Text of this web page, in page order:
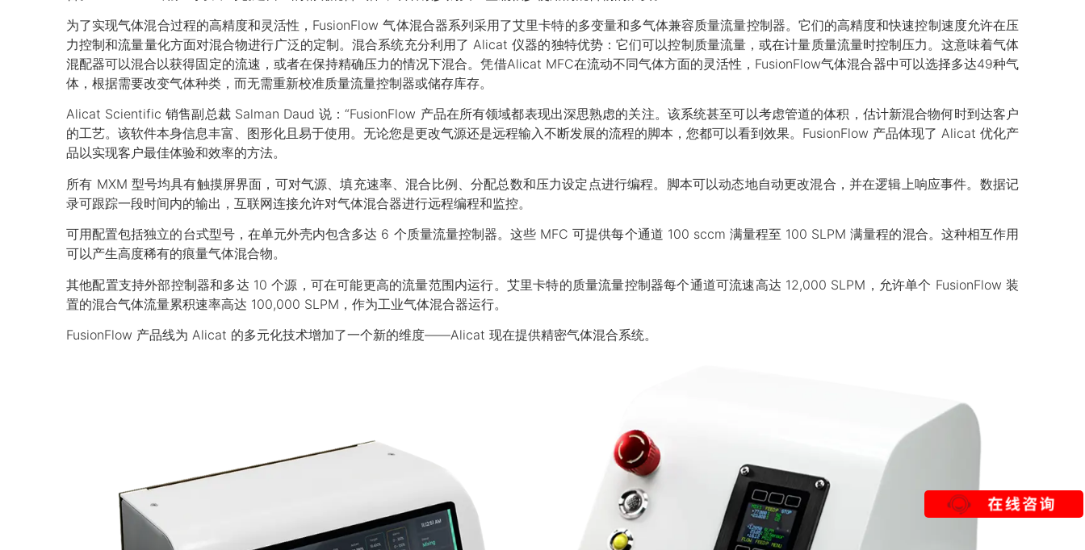
为了实现气体混合过程的高精度和灵活性，FusionFlow 气体混合器系列采用了艾里卡特的多变量和多气体兼容质量流量控制器。它们的高精度和快速控制速度允许在压
力控制和流量量化方面对混合物进行广泛的定制。混合系统充分利用了 Alicat 仪器的独特优势：它们可以控制质量流量，或在计量质量流量时控制压力。这意味着气体
混配器可以混合以获得固定的流速，或者在保持精确压力的情况下混合。凭借Alicat MFC在流动不同气体方面的灵活性，FusionFlow气体混合器中可以选择多达49种气
体，根据需要改变气体种类，而无需重新校准质量流量控制器或储存库存。
Alicat Scientific 销售副总裁 Salman Daud 说：“FusionFlow 产品在所有领域都表现出深思熟虑的关注。该系统甚至可以考虑管道的体积，估计新混合物何时到达客户
的工艺。该软件本身信息丰富、图形化且易于使用。无论您是更改气源还是远程输入不断发展的流程的脚本，您都可以看到效果。FusionFlow 产品体现了 Alicat 优化产
品以实现客户最佳体验和效率的方法。
所有 MXM 型号均具有触摸屏界面，可对气源、填充速率、混合比例、分配总数和压力设定点进行编程。脚本可以动态地自动更改混合，并在逻辑上响应事件。数据记
录可跟踪一段时间内的输出，互联网连接允许对气体混合器进行远程编程和监控。
可用配置包括独立的台式型号，在单元外壳内包含多达 6 个质量流量控制器。这些 MFC 可提供每个通道 100 sccm 满量程至 100 SLPM 满量程的混合。这种相互作用
可以产生高度稀有的痕量气体混合物。
其他配置支持外部控制器和多达 10 个源，可在可能更高的流量范围内运行。艾里卡特的质量流量控制器每个通道可流速高达 12,000 SLPM，允许单个 FusionFlow 装
置的混合气体流量累积速率高达 100,000 SLPM，作为工业气体混合器运行。
FusionFlow 产品线为 Alicat 的多元化技术增加了一个新的维度——Alicat 现在提供精密气体混合系统。